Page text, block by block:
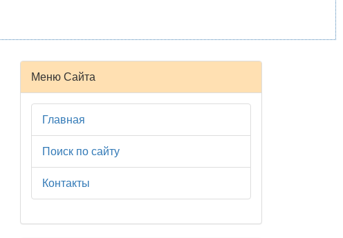
Меню Сайта
Главная
Поиск по сайту
Контакты